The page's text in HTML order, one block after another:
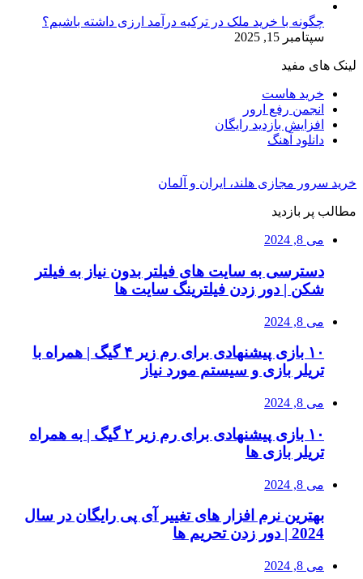
چگونه با خرید ملک در ترکیه درآمد ارزی داشته باشیم؟
سپتامبر 15, 2025
لینک های مفید
خرید هاست
انجمن رفع ارور
افزایش بازدید رایگان
دانلود آهنگ
خرید سرور مجازی هلند، ایران و آلمان
مطالب پر بازدید
می 8, 2024
دسترسی به سایت های فیلتر بدون نیاز به فیلتر
شکن | دور زدن فیلترینگ سایت ها
می 8, 2024
۱۰ بازی پیشنهادی برای رم زیر ۴ گیگ | همراه با
تریلر بازی و سیستم مورد نیاز
می 8, 2024
۱۰ بازی پیشنهادی برای رم زیر ۲ گیگ | به همراه
تریلر بازی ها
می 8, 2024
بهترین نرم افزار های تغییر آی پی رایگان در سال
2024 | دور زدن تحریم ها
می 8, 2024